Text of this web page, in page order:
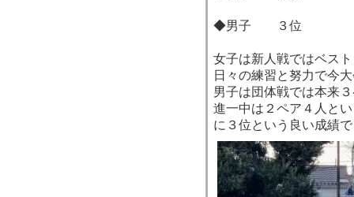
◆男子 ３位
女子は新人戦ではベス
日々の練習と努力で今
男子は団体戦では本来
進一中は２ペア４人と
に３位という良い成績